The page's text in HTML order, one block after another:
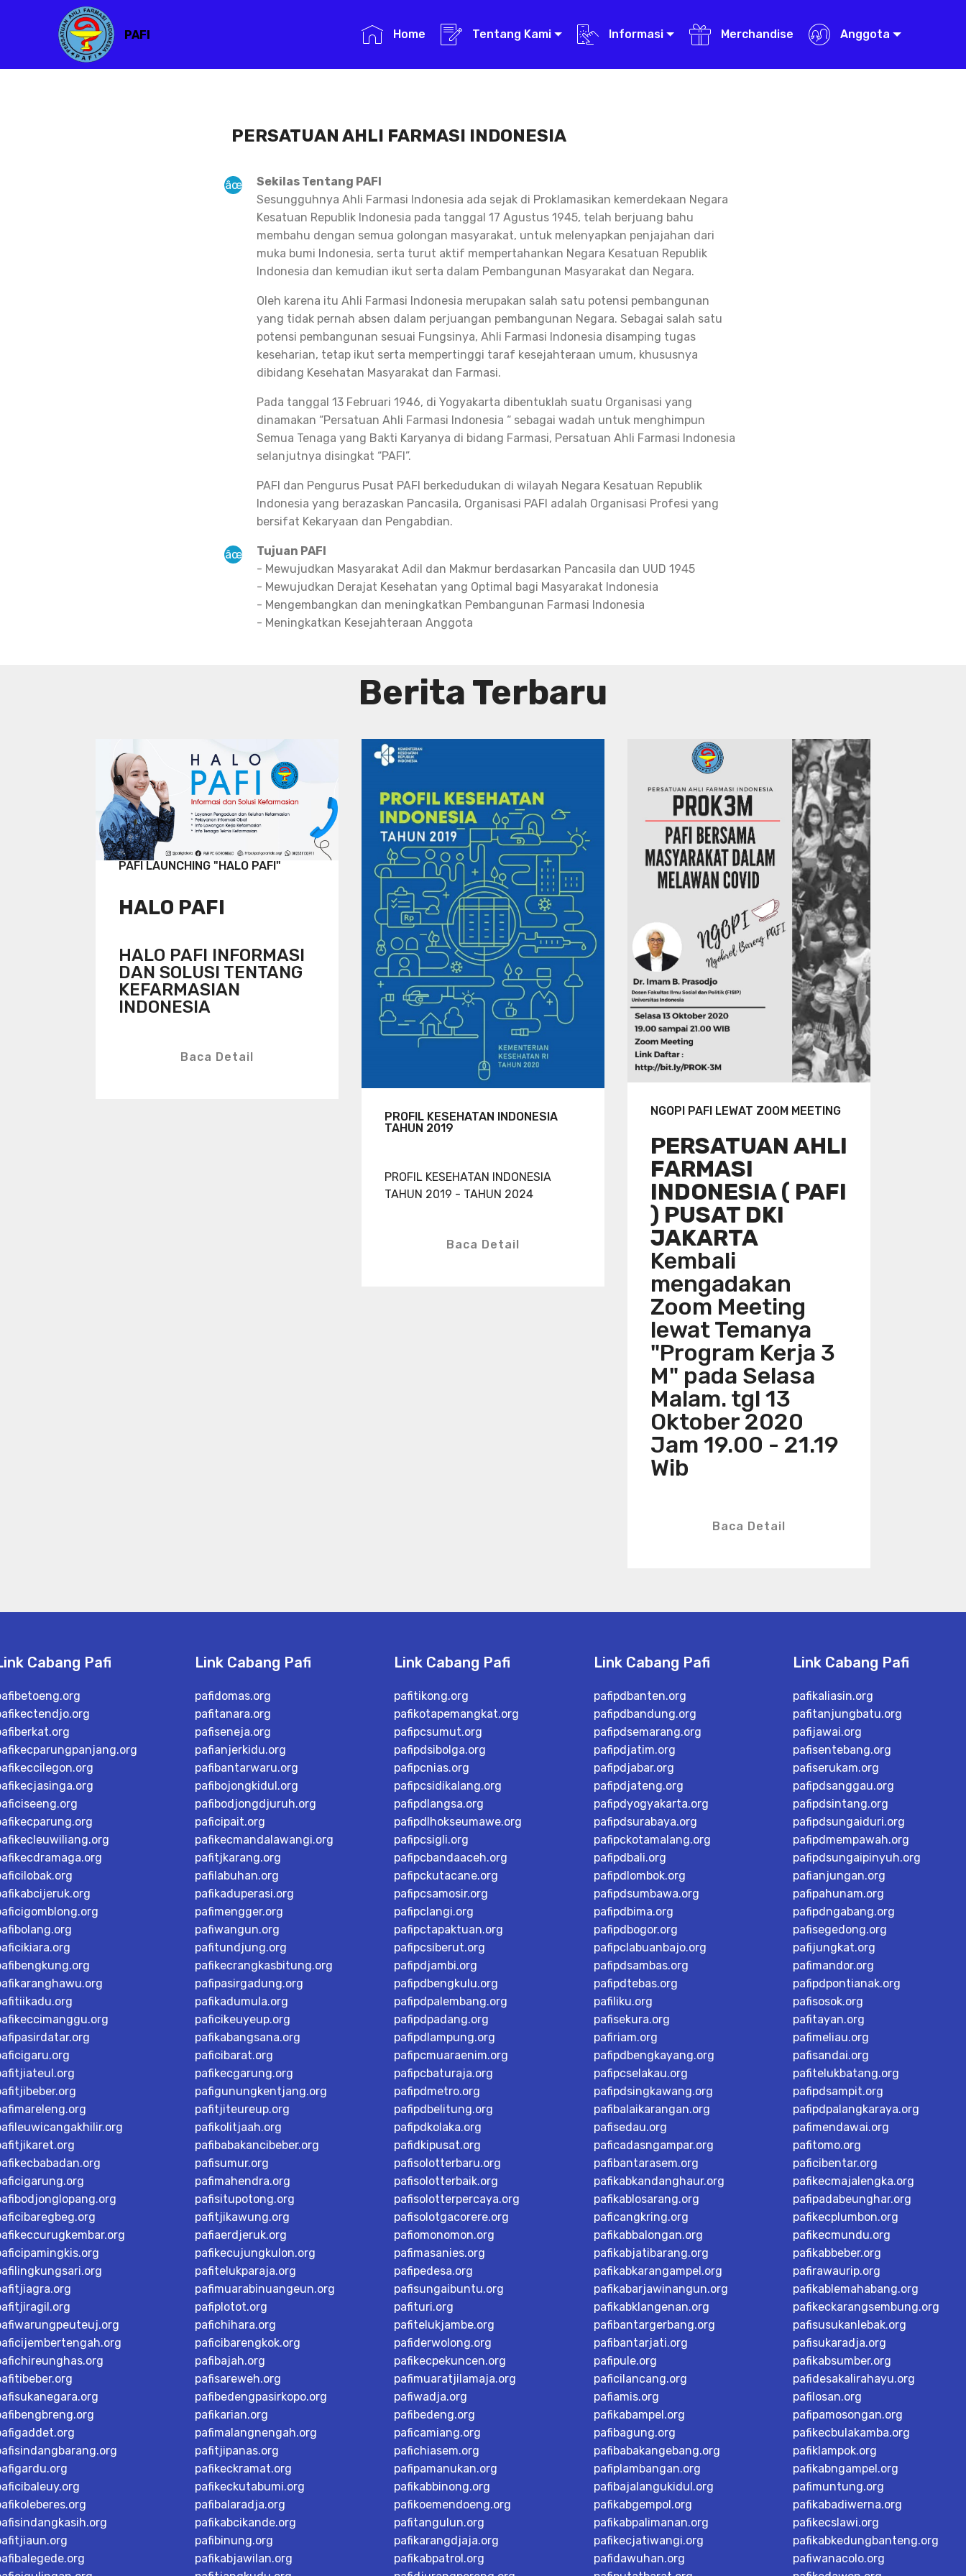
PAFI Home Tentang Kami Informasi Merchandise Anggota
PERSATUAN AHLI FARMASI INDONESIA
Sekilas Tentang PAFI
Sesungguhnya Ahli Farmasi Indonesia ada sejak di Proklamasikan kemerdekaan Negara
Kesatuan Republik Indonesia pada tanggal 17 Agustus 1945, telah berjuang bahu
membahu dengan semua golongan masyarakat, untuk melenyapkan penjajahan dari
muka bumi Indonesia, serta turut aktif mempertahankan Negara Kesatuan Republik
Indonesia dan kemudian ikut serta dalam Pembangunan Masyarakat dan Negara.
Oleh karena itu Ahli Farmasi Indonesia merupakan salah satu potensi pembangunan
yang tidak pernah absen dalam perjuangan pembangunan Negara. Sebagai salah satu
potensi pembangunan sesuai Fungsinya, Ahli Farmasi Indonesia disamping tugas
keseharian, tetap ikut serta mempertinggi taraf kesejahteraan umum, khususnya
dibidang Kesehatan Masyarakat dan Farmasi.
Pada tanggal 13 Februari 1946, di Yogyakarta dibentuklah suatu Organisasi yang
dinamakan “Persatuan Ahli Farmasi Indonesia “ sebagai wadah untuk menghimpun
Semua Tenaga yang Bakti Karyanya di bidang Farmasi, Persatuan Ahli Farmasi Indonesia
selanjutnya disingkat “PAFI”.
PAFI dan Pengurus Pusat PAFI berkedudukan di wilayah Negara Kesatuan Republik
Indonesia yang berazaskan Pancasila, Organisasi PAFI adalah Organisasi Profesi yang
bersifat Kekaryaan dan Pengabdian.
Tujuan PAFI
- Mewujudkan Masyarakat Adil dan Makmur berdasarkan Pancasila dan UUD 1945
- Mewujudkan Derajat Kesehatan yang Optimal bagi Masyarakat Indonesia
- Mengembangkan dan meningkatkan Pembangunan Farmasi Indonesia
- Meningkatkan Kesejahteraan Anggota
Berita Terbaru
PAFI LAUNCHING "HALO PAFI"
HALO PAFI
HALO PAFI INFORMASI
DAN SOLUSI TENTANG
KEFARMASIAN
INDONESIA
Baca Detail
PROFIL KESEHATAN INDONESIA
TAHUN 2019
PROFIL KESEHATAN INDONESIA
TAHUN 2019 - TAHUN 2024
Baca Detail
NGOPI PAFI LEWAT ZOOM MEETING
PERSATUAN AHLI
FARMASI
INDONESIA ( PAFI
) PUSAT DKI
JAKARTA
Kembali
mengadakan
Zoom Meeting
lewat Temanya
"Program Kerja 3
M" pada Selasa
Malam. tgl 13
Oktober 2020
Jam 19.00 - 21.19
Wib
Baca Detail
Cabang Pafi Link Cabang Pafi
pafidomas.org
pafitanara.org
pafiseneja.org
pafianjerkidu.org
pafibantarwaru.org
pafibojongkidul.org
pafibodjongdjuruh.org
paficipait.org
pafikecmandalawangi.org
pafitjkarang.org
pafilabuhan.org
pafikaduperasi.org
pafimengger.org
pafiwangun.org
pafitundjung.org
pafikecrangkasbitung.org
pafipasirgadung.org
pafikadumula.org
paficikeuyeup.org
pafikabangsana.org
paficibarat.org
pafikecgarung.org
pafigunungkentjang.org
pafitjiteureup.org
pafikolitjaah.org
pafibabakancibeber.org
pafisumur.org
pafimahendra.org
pafisitupotong.org
pafitjikawung.org
pafiaerdjeruk.org
pafikecujungkulon.org
pafitelukparaja.org
pafimuarabinuangeun.org
pafiplotot.org
pafichihara.org
paficibarengkok.org
pafibajah.org
pafisareweh.org
pafibedengpasirkopo.org
pafikarian.org
pafimalangnengah.org
pafitjipanas.org
pafikeckramat.org
pafikeckutabumi.org
pafibalaradja.org
pafikabcikande.org
pafibinung.org
pafikabjawilan.org
Link Cabang Pafi
pafitikong.org
pafikotapemangkat.org
pafipcsumut.org
pafipdsibolga.org
pafipcnias.org
pafipcsidikalang.org
pafipdlangsa.org
pafipdlhokseumawe.org
pafipcsigli.org
pafipcbandaaceh.org
pafipckutacane.org
pafipcsamosir.org
pafipclangi.org
pafipctapaktuan.org
pafipcsiberut.org
pafipdjambi.org
pafipdbengkulu.org
pafipdpalembang.org
pafipdpadang.org
pafipdlampung.org
pafipcmuaraenim.org
pafipcbaturaja.org
pafipdmetro.org
pafipdbelitung.org
pafipdkolaka.org
pafidkipusat.org
pafisolotterbaru.org
pafisolotterbaik.org
pafisolotterpercaya.org
pafisolotgacorere.org
pafiomonomon.org
pafimasanies.org
pafipedesa.org
pafisungaibuntu.org
pafituri.org
pafitelukjambe.org
pafiderwolong.org
pafikecpekuncen.org
pafimuaratjilamaja.org
pafiwadja.org
pafibedeng.org
paficamiang.org
pafichiasem.org
pafipamanukan.org
pafikabbinong.org
pafikoemendoeng.org
pafitangulun.org
pafikarangdjaja.org
pafikabpatrol.org
Link Cabang Pafi
pafipdbanten.org
pafipdbandung.org
pafipdsemarang.org
pafipdjatim.org
pafipdjabar.org
pafipdjateng.org
pafipdyogyakarta.org
pafipdsurabaya.org
pafipckotamalang.org
pafipdbali.org
pafipdlombok.org
pafipdsumbawa.org
pafipdbima.org
pafipdbogor.org
pafipclabuanbajo.org
pafipdsambas.org
pafipdtebas.org
pafiliku.org
pafisekura.org
pafiriam.org
pafipdbengkayang.org
pafipcselakau.org
pafipdsingkawang.org
pafibalaikarangan.org
pafisedau.org
paficadasngampar.org
pafibantarasem.org
pafikabkandanghaur.org
pafikablosarang.org
paficangkring.org
pafikabbalongan.org
pafikabjatibarang.org
pafikabkarangampel.org
pafikabarjawinangun.org
pafikabklangenan.org
pafibantargerbang.org
pafibantarjati.org
pafipule.org
paficilancang.org
pafiamis.org
pafikabampel.org
pafibagung.org
pafibabakangebang.org
pafiplambangan.org
pafibajalangukidul.org
pafikabgempol.org
pafikabpalimanan.org
pafikecjatiwangi.org
pafidawuhan.org
Link Cabang Pafi
pafikaliasin.org
pafitanjungbatu.org
pafijawai.org
pafisentebang.org
pafiserukam.org
pafipdsanggau.org
pafipdsintang.org
pafipdsungaiduri.org
pafipdmempawah.org
pafipdsungaipinyuh.org
pafianjungan.org
pafipahunam.org
pafipdngabang.org
pafisegedong.org
pafijungkat.org
pafimandor.org
pafipdpontianak.org
pafisosok.org
pafitayan.org
pafimeliau.org
pafisandai.org
pafitelukbatang.org
pafipdsampit.org
pafipdpalangkaraya.org
pafimendawai.org
pafitomo.org
paficibentar.org
pafikecmajalengka.org
pafipadabeunghar.org
pafikecplumbon.org
pafikecmundu.org
pafikabbeber.org
pafirawaurip.org
pafikablemahabang.org
pafikeckarangsembung.org
pafisusukanlebak.org
pafisukaradja.org
pafikabsumber.org
pafidesakalirahayu.org
pafilosan.org
pafipamosongan.org
pafikecbulakamba.org
pafiklampok.org
pafikabngampel.org
pafimuntung.org
pafikabadiwerna.org
pafikecslawi.org
pafikabkedungbanteng.org
pafiwanacolo.org